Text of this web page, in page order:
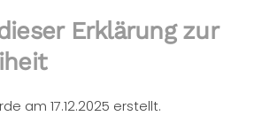
Erklärung zur
am 17.12.2025 erstellt.